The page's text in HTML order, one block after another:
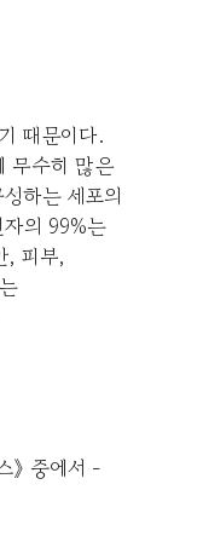
때문이다.
무수히 많은
하는 세포의
의 99%는
, 피부,
》 중에서 -